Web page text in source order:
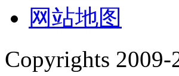
网站地图
Copyrights 2009-